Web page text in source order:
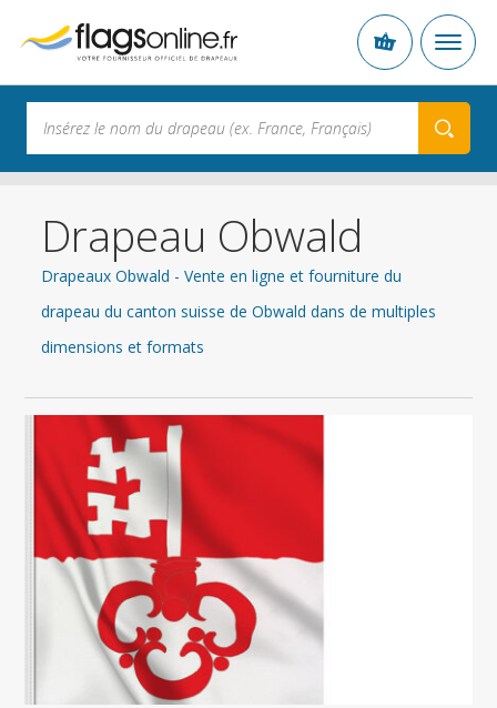
Drapeau Obwald
Drapeaux Obwald - Vente en ligne et fourniture du
drapeau du canton suisse de Obwald dans de multiples
dimensions et formats